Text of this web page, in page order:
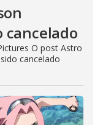
cancelado
O post Astro
cancelado